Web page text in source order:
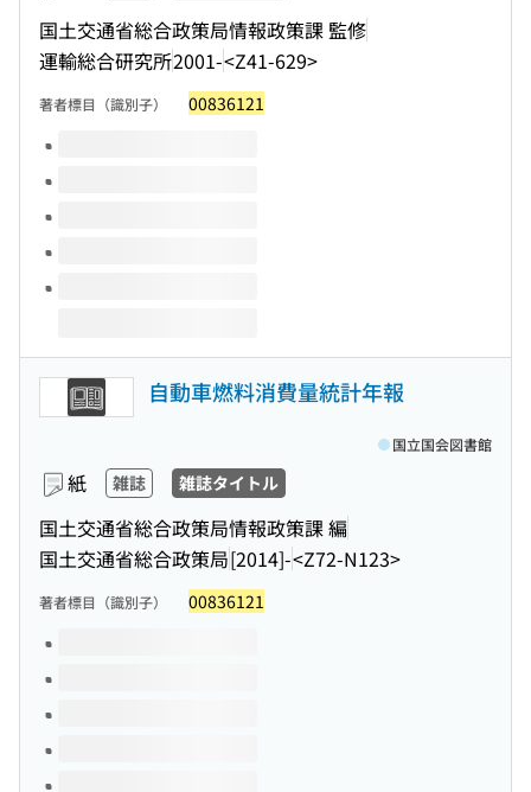
国土交通省総合政策局情報政策課 監修
運輸総合研究所2001-<Z41-629>
著者標目（識別子） 00836121
このタイトルの巻号
自動車燃料消費量統計年報
紙 雑誌 雑誌タイトル
国土交通省総合政策局情報政策課 編
国土交通省総合政策局[2014]-<Z72-N123>
国立国会図書館
著者標目（識別子） 00836121
このタイトルの巻号